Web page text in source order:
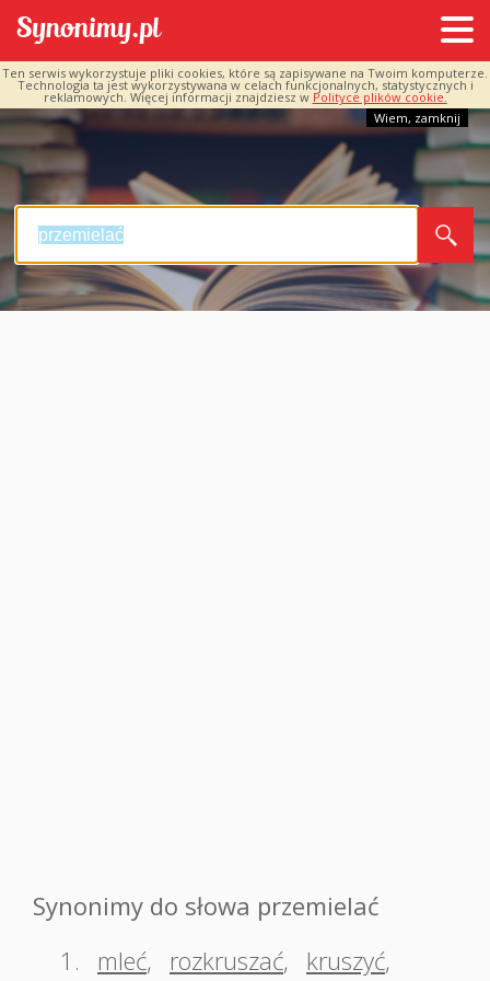
Ten serwis wykorzystuje pliki cookies, które są zapisywane na Twoim komputerze.
Technologia ta jest wykorzystywana w celach funkcjonalnych, statystycznych i
reklamowych. Więcej informacji znajdziesz w Polityce plików cookie.
Wiem, zamknij
Synonimy do słowa przemielać
1.
mleć, rozkruszać, kruszyć,